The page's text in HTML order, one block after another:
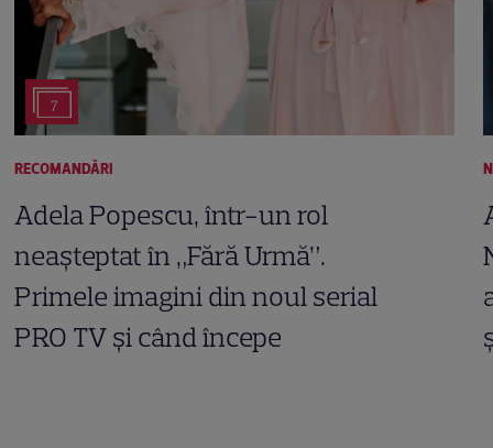
7
RECOMANDĂRI
Adela Popescu, într-un rol
neașteptat în „Fără Urmă”.
Primele imagini din noul serial
PRO TV și când începe